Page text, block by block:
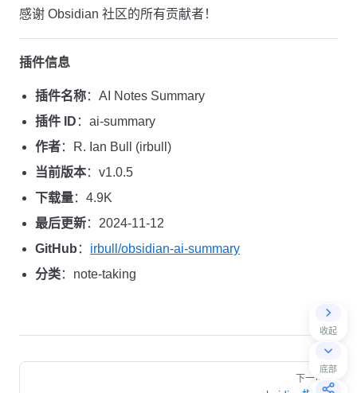
收起
底部
感谢 Obsidian 社区的所有贡献者！
插件信息
插件名称：AI Notes Summary
插件 ID ：ai-summary
作者：R. Ian Bull (irbull)
当前版本：v1.0.5
下载量：4.9K
最后更新：2024-11-12
GitHub ： irbull/obsidian-ai-summary
分类：note-taking
Pager
下一页